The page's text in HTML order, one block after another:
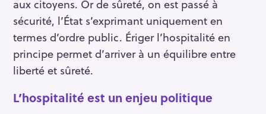
aux citoyens. Or de sûreté, on est passé à
sécurité, l’État s’exprimant uniquement en
termes d’ordre public. Ériger l’hospitalité en
principe permet d’arriver à un équilibre entre
liberté et sûreté.
L’hospitalité est un enjeu politique